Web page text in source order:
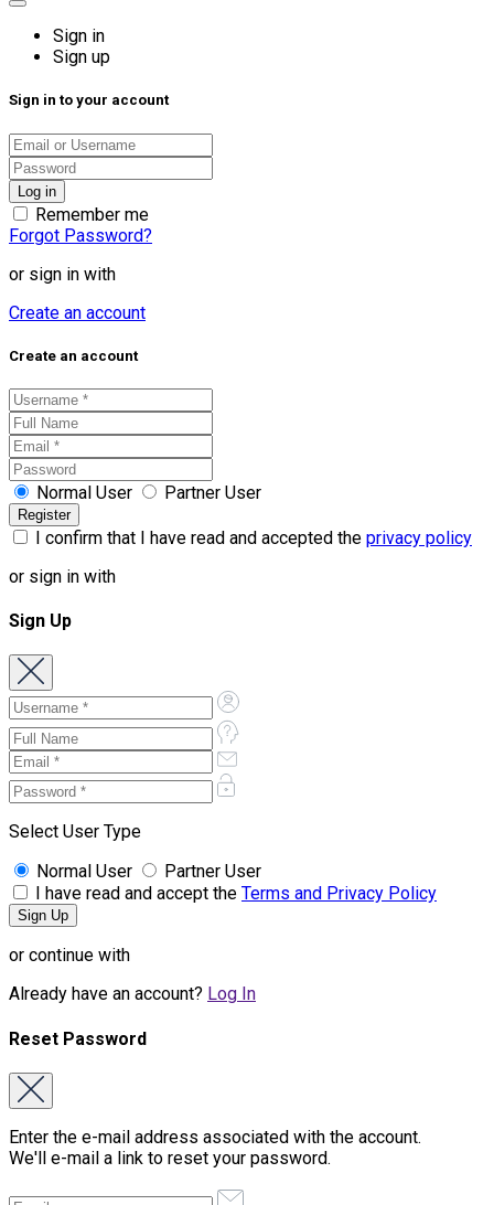
Sign in
Sign up
Sign in to your account
Remember me
Forgot Password?
or sign in with
Create an account
Create an account
Normal User Partner User
I confirm that I have read and accepted the privacy policy
or sign in with
Sign Up
Select User Type
Normal User
Partner User
I have read and accept the Terms and Privacy Policy
or continue with
Already have an account? Log In
Reset Password
Enter the e-mail address associated with the account.
We'll e-mail a link to reset your password.